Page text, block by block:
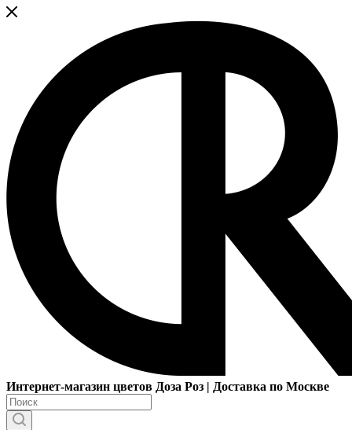
Интернет-магазин цветов Доза Роз | Доставка по Москве